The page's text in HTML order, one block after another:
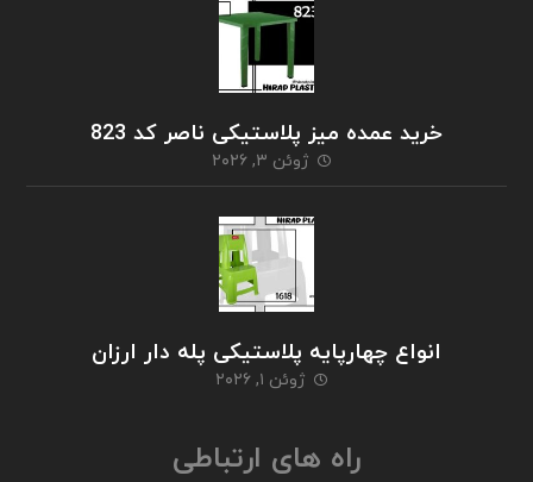
خرید عمده میز پلاستیکی ناصر کد 823
ژوئن ۳, ۲۰۲۶
انواع چهارپایه پلاستیکی پله دار ارزان
ژوئن ۱, ۲۰۲۶
راه های ارتباطی